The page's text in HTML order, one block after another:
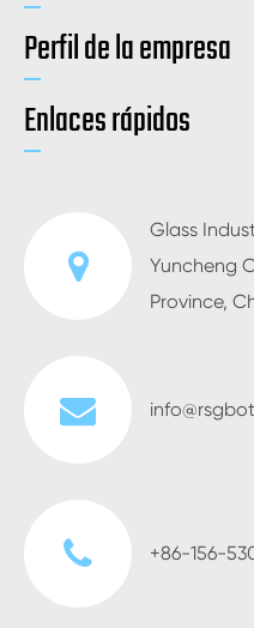
Perfil de la empresa
Enlaces rápidos
Glass
Yuncheng
Province,
+86-156-